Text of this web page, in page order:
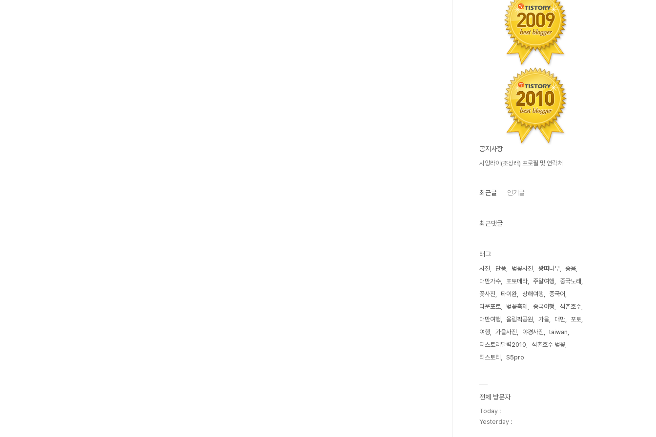
공지사항
시앙라이(조상래) 프로필 및 연락처
최근글 인기글
최근댓글
태그
사진 단풍 벚꽃사진 왕따나무
중음
대만가수
포토메타 주말여행
중국노래
꽃사진
타이완 상해여행
중국어
타운포토
벚꽃축제 중국여행
석촌호수
대만여행
올림픽공원 가을 대만
포토
여행
가을사진 야경사진
taiwan
티스토리달력2010
석촌호수 벚꽃
티스토리
S5pro
전체 방문자
Today :
Yesterday :